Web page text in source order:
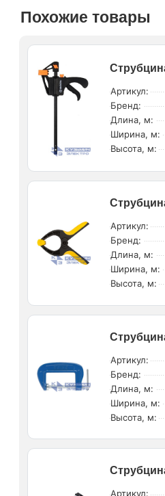
Похожие товары
Артикул:
Бренд:
Длина, м:
Ширина, м:
Высота, м:
Артикул:
Бренд:
Длина, м:
Ширина, м:
Высота, м:
Артикул:
Бренд:
Длина, м:
Ширина, м:
Высота, м:
Артикул: